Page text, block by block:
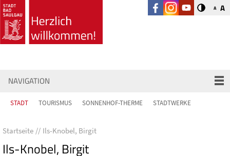
A A
NAVIGATION
STADT TOURISMUS SONNENHOF-THERME STADTWERKE
Startseite Ils-Knobel, Birgit
Ils-Knobel, Birgit